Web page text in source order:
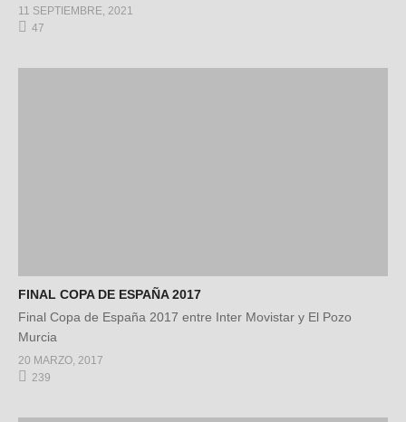
11 SEPTIEMBRE, 2021
47
FINAL COPA DE ESPAÑA 2017
Final Copa de España 2017 entre Inter Movistar y El Pozo
Murcia
20 MARZO, 2017
239